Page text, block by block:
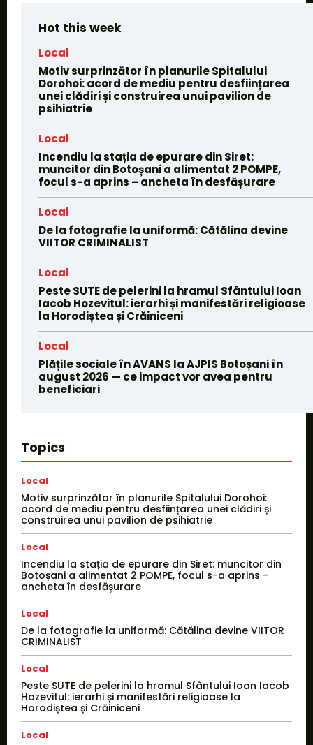
Hot this week
Local
Motiv surprinzător în planurile Spitalului
Dorohoi: acord de mediu pentru desființarea
unei clădiri și construirea unui pavilion de
psihiatrie
Local
Incendiu la stația de epurare din Siret:
muncitor din Botoșani a alimentat 2 POMPE,
focul s-a aprins – ancheta în desfășurare
Local
De la fotografie la uniformă: Cătălina devine
VIITOR CRIMINALIST
Local
Peste SUTE de pelerini la hramul Sfântului Ioan
Iacob Hozevitul: ierarhi și manifestări religioase
la Horodiștea și Crăiniceni
Local
Plățile sociale în AVANS la AJPIS Botoșani în
august 2026 — ce impact vor avea pentru
beneficiari
Topics
Local
Motiv surprinzător în planurile Spitalului Dorohoi:
acord de mediu pentru desființarea unei clădiri și
construirea unui pavilion de psihiatrie
Local
Incendiu la stația de epurare din Siret: muncitor din
Botoșani a alimentat 2 POMPE, focul s-a aprins –
ancheta în desfășurare
Local
De la fotografie la uniformă: Cătălina devine VIITOR
CRIMINALIST
Local
Peste SUTE de pelerini la hramul Sfântului Ioan Iacob
Hozevitul: ierarhi și manifestări religioase la
Horodiștea și Crăiniceni
Local